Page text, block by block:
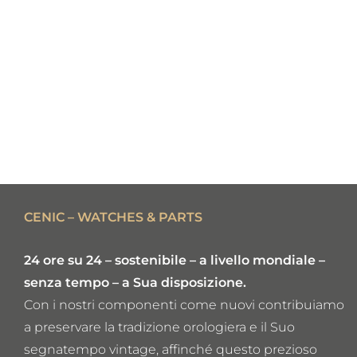
CENIC – WATCHES & PARTS
24 ore su 24 – sostenibile – a livello mondiale –
senza tempo – a Sua disposizione.
Con i nostri componenti come nuovi contribuiamo
a preservare la tradizione orologiera e il Suo
segnatempo vintage, affinché questo prezioso